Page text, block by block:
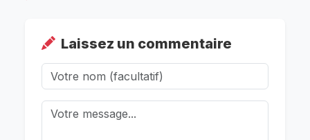
Laissez un commentaire